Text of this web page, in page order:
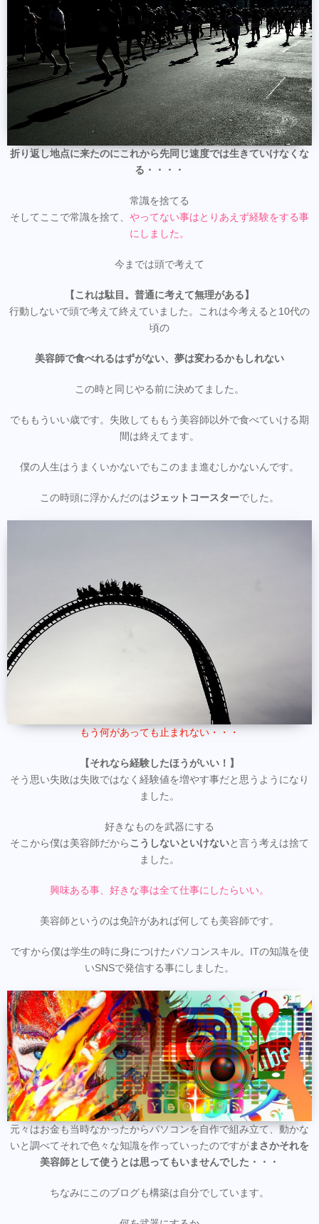
折り返し地点に来たのにこれから先同じ速度では生きていけなくな
る・・・・
常識を捨てる
そしてここで常識を捨て、 やってない事はとりあえず経験をする事
にしました。
今までは頭で考えて
【これは駄目。普通に考えて無理がある】
行動しないで頭で考えて終えていました。これは今考えると10代の
頃の
美容師で食べれるはずがない、夢は変わるかもしれない
この時と同じやる前に決めてました。
でももういい歳です。失敗してももう美容師以外で食べていける期
間は終えてます。
僕の人生はうまくいかないでもこのまま進むしかないんです。
この時頭に浮かんだのはジェットコースターでした。
もう何があっても止まれない・・・
【それなら経験したほうがいい！】
そう思い失敗は失敗ではなく経験値を増やす事だと思うようになり
ました。
好きなものを武器にする
そこから僕は美容師だからこうしないといけないと言う考えは捨て
ました。
興味ある事、好きな事は全て仕事にしたらいい。
美容師というのは免許があれば何しても美容師です。
ですから僕は学生の時に身につけたパソコンスキル。ITの知識を使
いSNSで発信する事にしました。
元々はお金も当時なかったからパソコンを自作で組み立て、動かな
いと調べてそれで色々な知識を作っていったのですがまさかそれを
美容師として使うとは思ってもいませんでした・・・
ちなみにこのブログも構築は自分でしています。